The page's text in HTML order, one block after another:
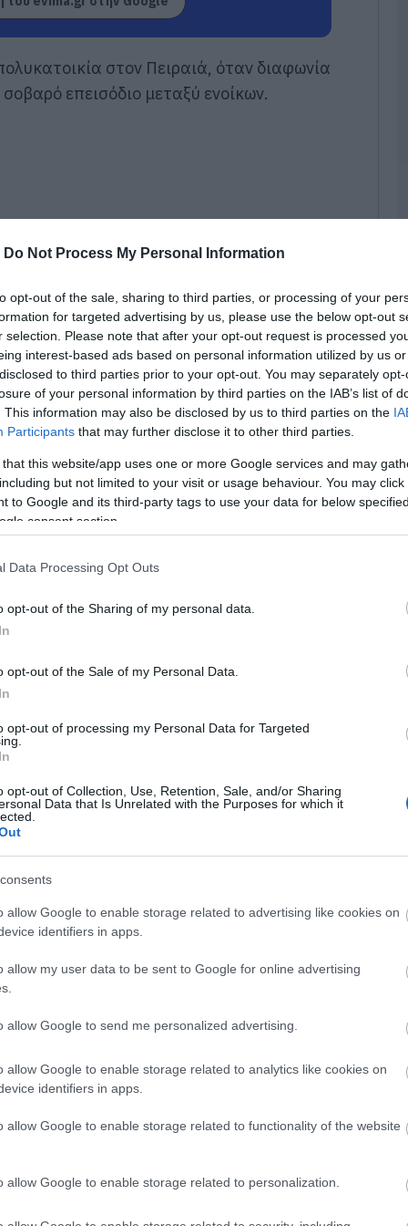
Do Not Process My Personal Information
opt-out of the sale, sharing to third parties, or processing of your
for targeted advertising by us, please use the below opt-out
selection. Please note that after your opt-out request is processed
interest-based ads based on personal information utilized by us
to third parties prior to your opt-out. You may separately
of your personal information by third parties on the IAB’s list of
This information may also be disclosed by us to third parties on the
Participants that may further disclose it to other third parties.
that this website/app uses one or more Google services and may
but not limited to your visit or usage behaviour. You may
to Google and its third-party tags to use your data for below
consent section.
Data Processing Opt Outs
opt-out of the Sharing of my personal data.
opt-out of the Sale of my Personal Data.
opt-out of processing my Personal Data for Targeted
opt-out of Collection, Use, Retention, Sale, and/or Sharing
Data that Is Unrelated with the Purposes for which it
allow Google to enable storage related to advertising like cookies on
identifiers in apps.
allow my user data to be sent to Google for online advertising
allow Google to send me personalized advertising.
allow Google to enable storage related to analytics like cookies on
identifiers in apps.
allow Google to enable storage related to functionality of the website
allow Google to enable storage related to personalization.
στον Πειραιά, όταν διαφωνία
επεισόδιο μεταξύ ενοίκων.
άνδρας ήρθε σε έντονη αντιπαράθεση
τα οποία διαμένουν στην ίδια
ξεκίνησε με αφορμή τη χρήση θέσης
αντιπαράθεση κλιμακώθηκε, με τον
του και να παίρνει ένα καμάκι με τρίαινα.
προς τους δύο άνδρες, οι οποίοι
να αποφύγουν τον κίνδυνο.
στιγμές από το περιστατικό, με τα
από τις κινήσεις του 78χρονου, ο
του.
άμεσα την Αστυνομία και στο σημείο
οποίες προχώρησαν στη σύλληψη του
για παραβάσεις της νομοθεσίας περί
σωματικής βλάβης. Ο συλληφθείς
λειτουργού στον Πειραιά,
διαδικασία.